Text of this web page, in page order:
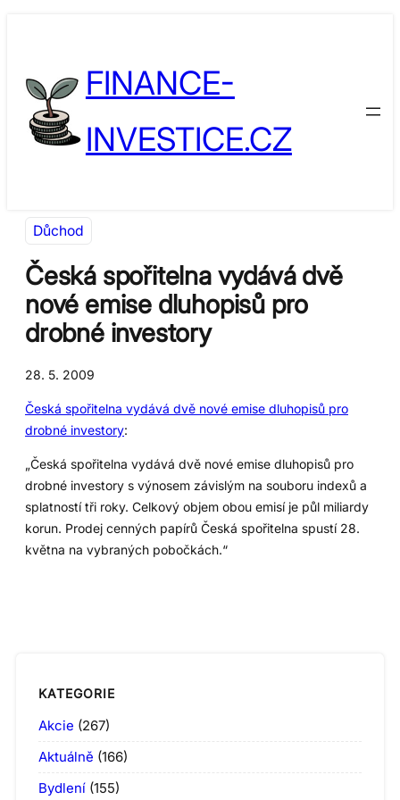
FINANCE-
INVESTICE.CZ
Důchod
Česká spořitelna vydává dvě
nové emise dluhopisů pro
drobné investory
28. 5. 2009
Česká spořitelna vydává dvě nové emise dluhopisů pro
drobné investory:
„Česká spořitelna vydává dvě nové emise dluhopisů pro
drobné investory s výnosem závislým na souboru indexů a
splatností tři roky. Celkový objem obou emisí je půl miliardy
korun. Prodej cenných papírů Česká spořitelna spustí 28.
května na vybraných pobočkách.“
KATEGORIE
Akcie (267)
Aktuálně (166)
Bydlení (155)